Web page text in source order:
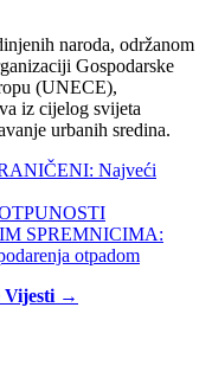
naroda, održanom
Gospodarske
(UNECE),
iz cijelog svijeta
urbanih sredina.
Najveći
SPREMNICIMA:
otpadom
Vijesti →